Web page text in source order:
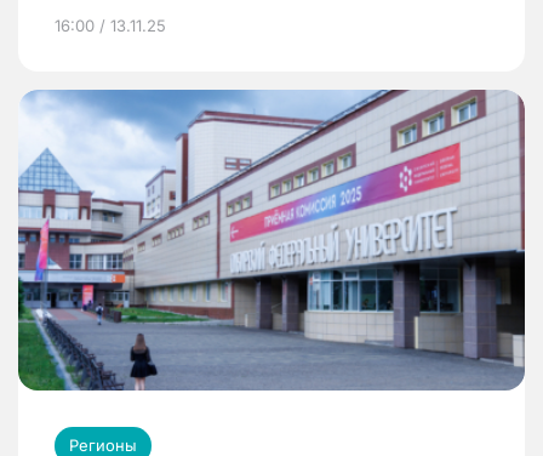
16:00 / 13.11.25
Регионы